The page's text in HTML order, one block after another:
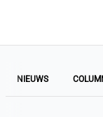
NIEUWS